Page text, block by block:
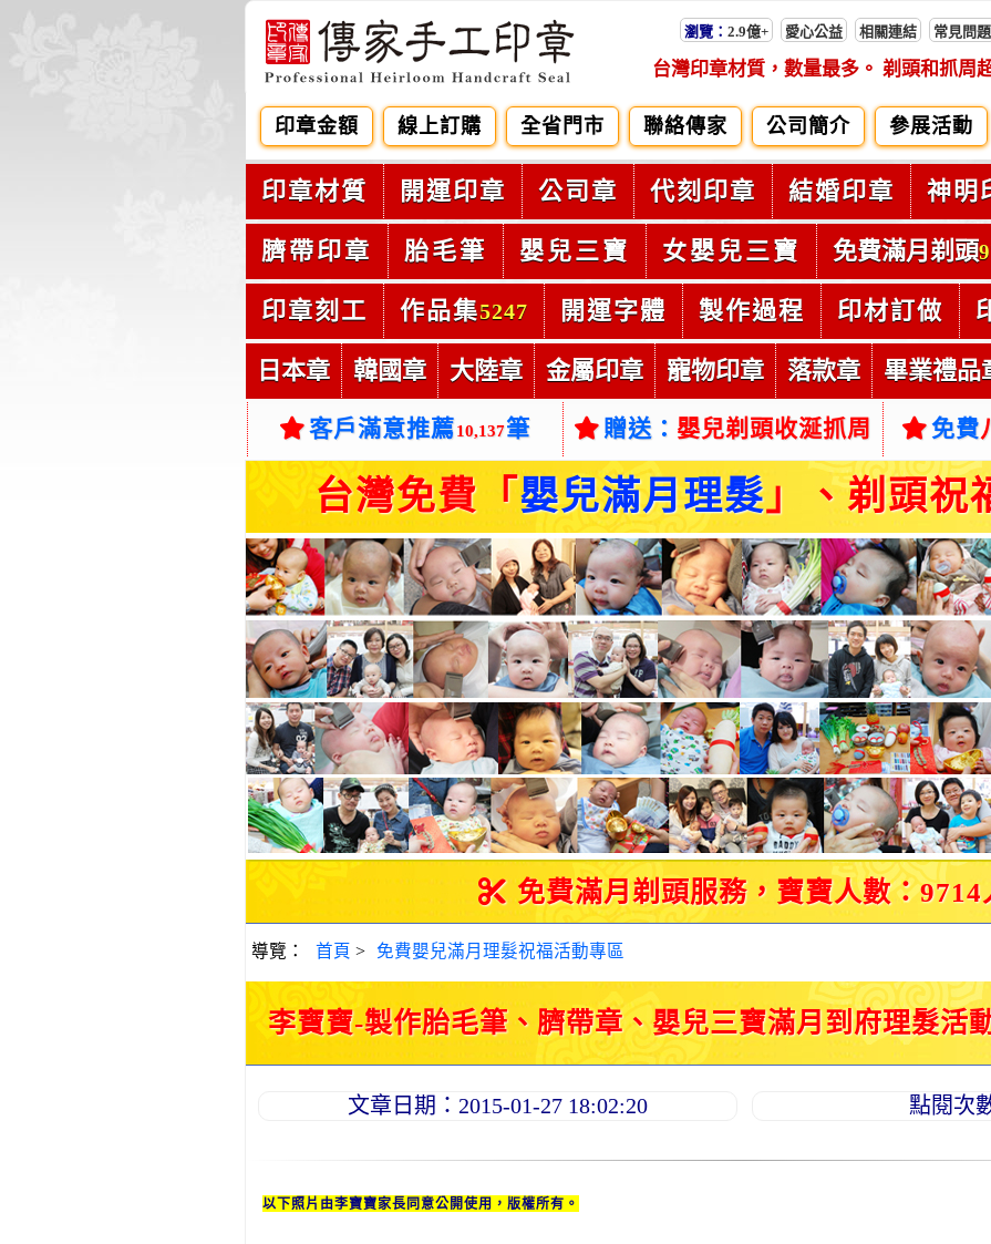
瀏覽： 2.9億+ 愛心公益 相關連結 常見問題
台灣印章材質，數量最多。 剃頭和抓周
印章金額 線上訂購 全省門市 聯絡傳家 公司簡介 參展活動
印章材質 開運印章 公司章 代刻印章 結婚印章 神明
臍帶印章 胎毛筆 嬰兒三寶 女嬰兒三寶 免費滿月剃頭
印章刻工 作品集5247 開運字體 製作過程 印材訂做
日本章 韓國章 大陸章 金屬印章 寵物印章 落款章 畢業禮品
客戶滿意推薦10,137筆 贈送： 嬰兒剃頭收涎抓周 免費
台灣免費「 嬰兒滿月理髮」、剃頭祝
免費滿月剃頭服務，寶寶人數：9714
導覽： 首頁 > 免費嬰兒滿月理髮祝福活動專區
李寶寶-製作胎毛筆、臍帶章、嬰兒三寶滿月到府理髮活
文章日期：2015-01-27 18:02:20 點閱次
以下照片由李寶寶家長同意公開使用，版權所有。